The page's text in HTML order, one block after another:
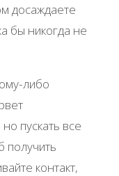
досаждаете
бы никогда не
либо
пускать все
получить
контакт,